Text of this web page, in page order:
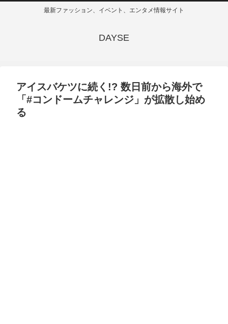
最新ファッション、イベント、エンタメ情報サイト
DAYSE
アイスバケツに続く!? 数日前から海外で
「#コンドームチャレンジ」が拡散し始め
る